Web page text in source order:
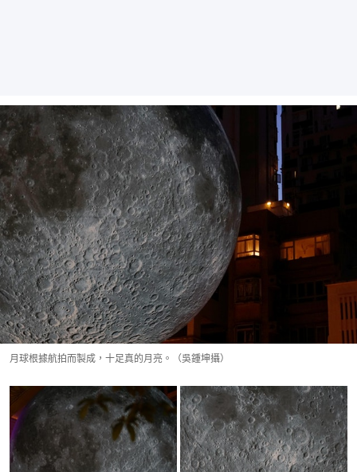
月球根據航拍而製成，十足真的月亮。（吳鍾坤攝）